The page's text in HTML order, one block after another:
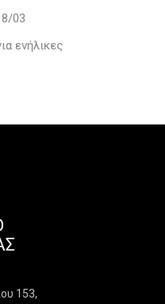
03
ενήλικες
153,